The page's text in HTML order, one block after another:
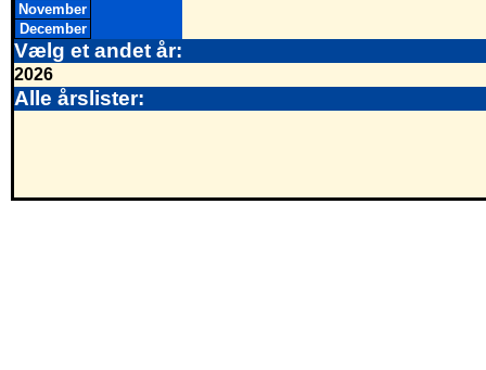
November
December
Vælg et andet år:
2026
Alle årslister: